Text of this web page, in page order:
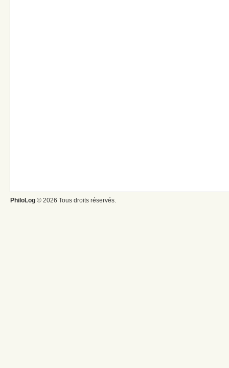
PhiloLog © 2026 Tous droits réservés.